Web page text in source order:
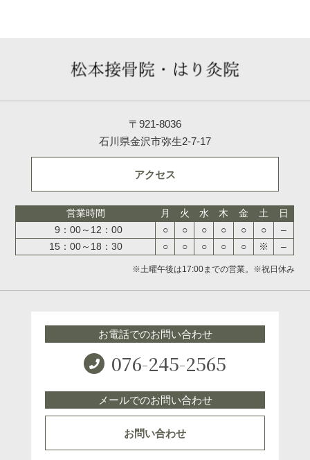
〒921-8036
石川県金沢市弥生2-7-17
アクセス
営業時間 月 火 水 木 金 土
日
9：00～12：00
○ ○ ○ ○ ○ ○
–
15：00～18：30
○ ○ ○ ○ ○ ※ –
※土曜午後は17:00までの営業。※祝日休み
お電話でのお問い合わせ
076-245-2565
メールでのお問い合わせ
お問い合わせ